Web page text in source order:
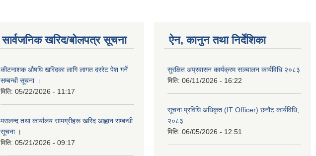
सार्वजनिक खरिद/बोलपत्र सूचना
कीटनाशक औषधि खरिदका लागि लागत दररेट पेश गर्ने
सम्बन्धी सूचना ।
मिति: 05/22/2026 - 11:17
मसलन्द तथा कार्यालय सामग्रीहरू खरिद आह्वान सम्बन्धी
सूचना ।
मिति: 05/21/2026 - 09:17
ऐन, कानुन तथा निर्देशिका
सुरक्षित अप्रवासन कार्यक्रम सञ्चालन कार्यविधि २०८३
मिति: 06/11/2026 - 16:22
सूचना प्रविधि अधिकृत (IT Officer) छनौट कार्यविधि,
२०८३
मिति: 06/05/2026 - 12:51